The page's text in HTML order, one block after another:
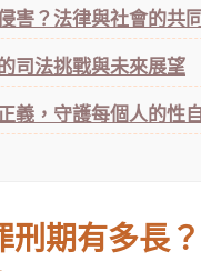
害？法律與社會的共
司法挑戰與未來展望
義，守護每個人的性
刑期有多長